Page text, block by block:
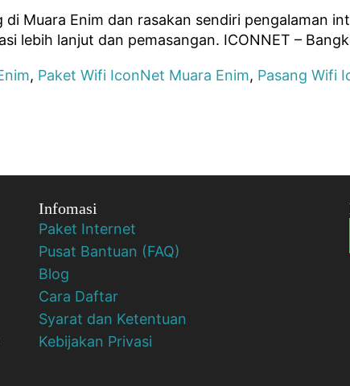
di Muara Enim dan rasakan sendiri pengalaman
lebih lanjut dan pemasangan. ICONNET –
, Paket Wifi IconNet Muara Enim, Pasang Wifi
Infomasi
Paket Internet
Pusat Bantuan (FAQ)
Blog
Cara Daftar
Syarat dan Ketentuan
Kebijakan Privasi